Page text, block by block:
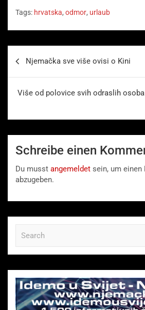
Tags: hrvatska, odmor, urlaub
Njemačka sve više ovisi o Kini
Više od polovice svih odraslih
Schreibe einen
Du musst angemeldet sein, um einen
abzugeben.
c
h